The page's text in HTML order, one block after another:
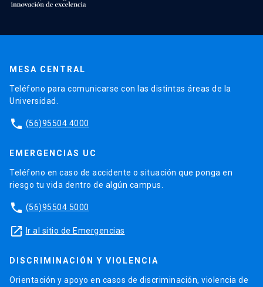
MESA CENTRAL
Teléfono para comunicarse con las distintas áreas de la
Universidad.
phone (56)95504 4000
EMERGENCIAS UC
Teléfono en caso de accidente o situación que ponga en
riesgo tu vida dentro de algún campus.
phone (56)95504 5000
launch Ir al sitio de Emergencias
DISCRIMINACIÓN Y VIOLENCIA
Orientación y apoyo en casos de discriminación, violencia de